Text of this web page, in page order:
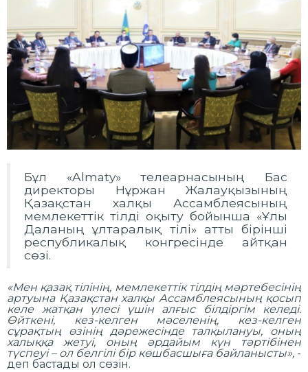
Бұл «Almaty» телеарнасының Бас
директоры Нұржан Жалауқызының
Қазақстан халқы Ассамблеясының
мемлекеттік тілді оқыту бойынша «Ұлы
Даланың ұлтаралық тілі» атты бірінші
республикалық конгресінде айтқан
сөзі.
«Мен қазақ тілінің, мемлекеттік тілдің мәртебесінің
артуына Қазақстан халқы Ассамблеясының қосып
келе жатқан үлесі үшін алғыс білдіргім келеді.
Өйткені, кез-келген мәселенің, кез-келген
сұрақтың өзінің дәрежесінде талқылануы, оның
халыққа жетуі, оның әрдайым күн тәртібінен
түспеуі – ол белгілі бір көшбасшыға байланысты», -
деп бастады ол сөзін.